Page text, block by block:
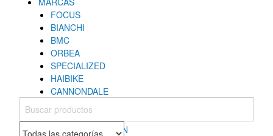
FOCUS
BIANCHI
BMC
ORBEA
SPECIALIZED
HAIBIKE
CANNONDALE
COLNAGO
MONDRAKER
ROCKY MOUNTAIN